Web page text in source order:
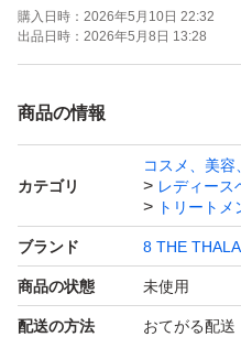
あります。ご理解下さい
購入日時： 2026年5月10日 22:32
出品日時： 2026年5月8日 13:28
商品の情報
カテゴリ
コスメ、美容
レディース
トリート
ブランド 8 THE
商品の状態 未使用
配送の方法 おてがる配送